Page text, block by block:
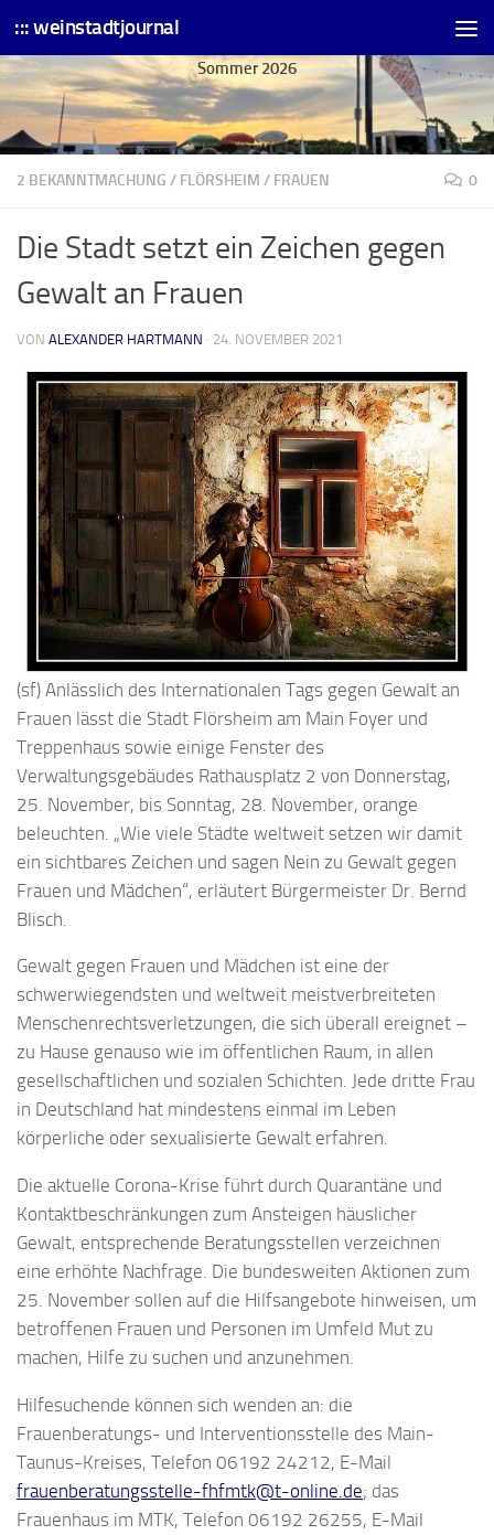
Skip to content
::: weinstadtjournal
Sommer 2026
2 BEKANNTMACHUNG / FLÖRSHEIM / FRAUEN 0
Die Stadt setzt ein Zeichen gegen
Gewalt an Frauen
VON ALEXANDER HARTMANN · 24. NOVEMBER 2021
(sf) Anlässlich des Internationalen Tags gegen Gewalt an
Frauen lässt die Stadt Flörsheim am Main Foyer und
Treppenhaus sowie einige Fenster des
Verwaltungsgebäudes Rathausplatz 2 von Donnerstag,
25. November, bis Sonntag, 28. November, orange
beleuchten. „Wie viele Städte weltweit setzen wir damit
ein sichtbares Zeichen und sagen Nein zu Gewalt gegen
Frauen und Mädchen“, erläutert Bürgermeister Dr. Bernd
Blisch.
Gewalt gegen Frauen und Mädchen ist eine der
schwerwiegendsten und weltweit meistverbreiteten
Menschenrechtsverletzungen, die sich überall ereignet –
zu Hause genauso wie im öffentlichen Raum, in allen
gesellschaftlichen und sozialen Schichten. Jede dritte Frau
in Deutschland hat mindestens einmal im Leben
körperliche oder sexualisierte Gewalt erfahren.
Die aktuelle Corona-Krise führt durch Quarantäne und
Kontaktbeschränkungen zum Ansteigen häuslicher
Gewalt, entsprechende Beratungsstellen verzeichnen
eine erhöhte Nachfrage. Die bundesweiten Aktionen zum
25. November sollen auf die Hilfsangebote hinweisen, um
betroffenen Frauen und Personen im Umfeld Mut zu
machen, Hilfe zu suchen und anzunehmen.
Hilfesuchende können sich wenden an: die
Frauenberatungs- und Interventionsstelle des Main-
Taunus-Kreises, Telefon 06192 24212, E-Mail
frauenberatungsstelle-fhfmtk@t-online.de; das
Frauenhaus im MTK, Telefon 06192 26255, E-Mail